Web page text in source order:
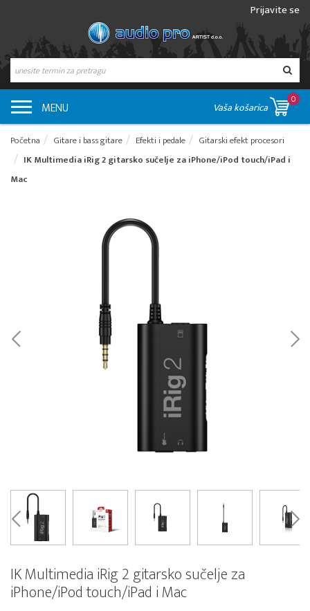
Prijavite se
MENU Vaša košarica
0
Početna Gitare i bass gitare Efekti i pedale
Gitarski efekt procesori
IK Multimedia iRig 2 gitarsko sučelje za iPhone/iPod touch/iPad i
Mac
IK Multimedia iRig 2 gitarsko sučelje za
iPhone/iPod touch/iPad i Mac